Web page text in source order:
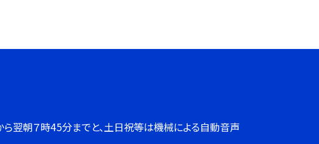
朝７時45分までと、土日祝等は機械による自動音声